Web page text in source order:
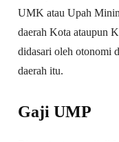
UMK atau Upah
daerah Kota ataupun
didasari oleh otonomi
daerah itu.
Gaji UMP